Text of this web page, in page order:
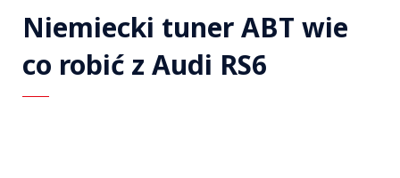
Niemiecki tuner ABT wie
co robić z Audi RS6